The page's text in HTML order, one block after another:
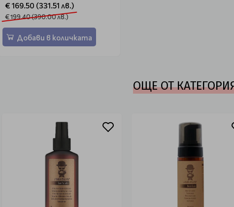
€ 169.50 (331.51 лв.)
€ 199.40 (390.00 лв.)
Добави в количката
ОЩЕ ОТ